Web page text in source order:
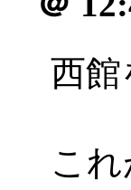
西館
こ